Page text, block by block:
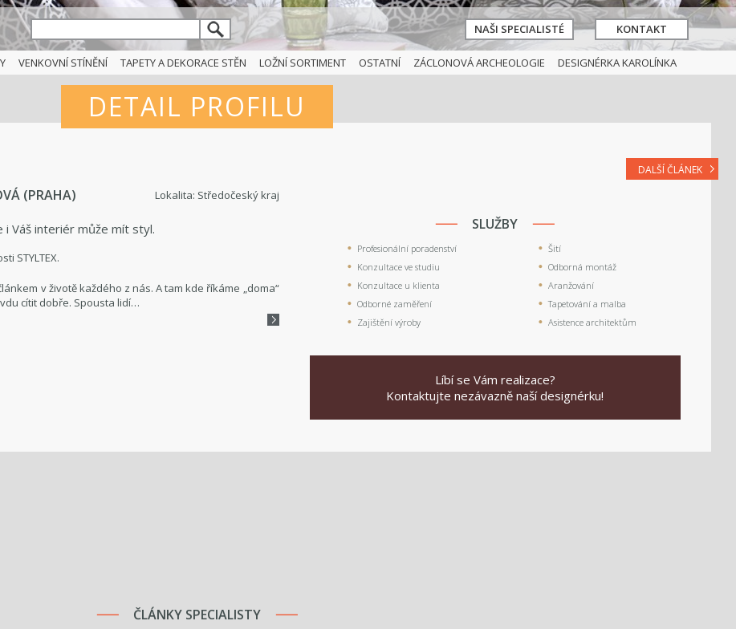
NAŠI SPECIALISTÉ KONTAKT
VENKOVNÍ STÍNĚNÍ TAPETY A DEKORACE STĚN LOŽNÍ SORTIMENT OSTATNÍ ZÁCLONOVÁ ARCHEOLOGIE DESIGNÉRKA KAROLÍNKA
DETAIL PROFILU
DALŠÍ ČLÁNEK
(PRAHA) Lokalita: Středočeský kraj
i Váš interiér může mít styl.
STYLTEX.
v životě každého z nás. A tam kde říkáme „doma“
cítit dobře. Spousta lidí…
SLUŽBY
Profesionální poradenství
Konzultace ve studiu
Konzultace u klienta
Odborné zaměření
Zajištění výroby
Šití
Odborná montáž
Aranžování
Tapetování a malba
Asistence architektům
Líbí se Vám realizace?
Kontaktujte nezávazně naší designérku!
ČLÁNKY SPECIALISTY